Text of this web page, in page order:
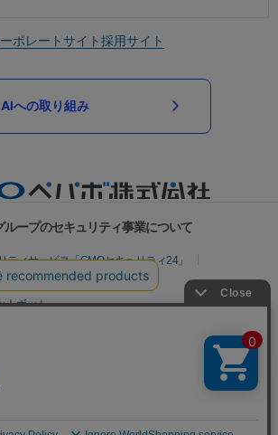
ポレートサイト採用サイト
AIへの取り組み
ープのセキュリティ事業について
ィサービス「GMOセキュリティ24」
サイトリスク診断
トボット
Security）